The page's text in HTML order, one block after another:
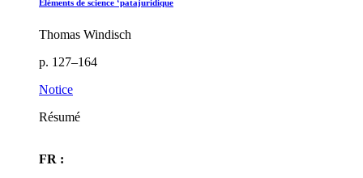
Éléments de science ‘patajuridique
Thomas Windisch
p. 127–164
Notice
Résumé
FR :